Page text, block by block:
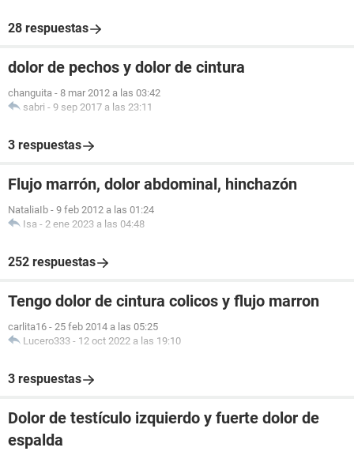
28 respuestas
dolor de pechos y dolor de cintura
changuita - 8 mar 2012 a las 03:42
sabri - 9 sep 2017 a las 23:11
3 respuestas
Flujo marrón, dolor abdominal, hinchazón
NataliaIb - 9 feb 2012 a las 01:24
Isa - 2 ene 2023 a las 04:48
252 respuestas
Tengo dolor de cintura colicos y flujo marron
carlita16 - 25 feb 2014 a las 05:25
Lucero333 - 12 oct 2022 a las 19:10
3 respuestas
Dolor de testículo izquierdo y fuerte dolor de
espalda